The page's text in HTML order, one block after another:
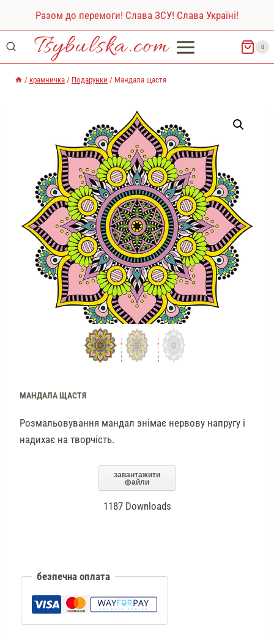
вмісту
Разом до перемоги! Слава ЗСУ! Слава Україні!
Tsybulska.com 0
/ крамничка / Подарунки / Мандала щастя
МАНДАЛА ЩАСТЯ
Розмальовування мандал знімає нервову напругу і
надихає на творчість.
завантажити
файли
1187Downloads
безпечна оплата